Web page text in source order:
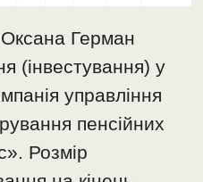
Герман
(інвестування) у
управління
пенсійних
Розмір